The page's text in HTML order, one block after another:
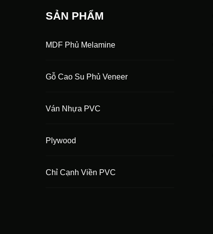
SẢN PHẨM
MDF Phủ Melamine
Gỗ Cao Su Phủ Veneer
Ván Nhựa PVC
Plywood
Chỉ Cạnh Viền PVC